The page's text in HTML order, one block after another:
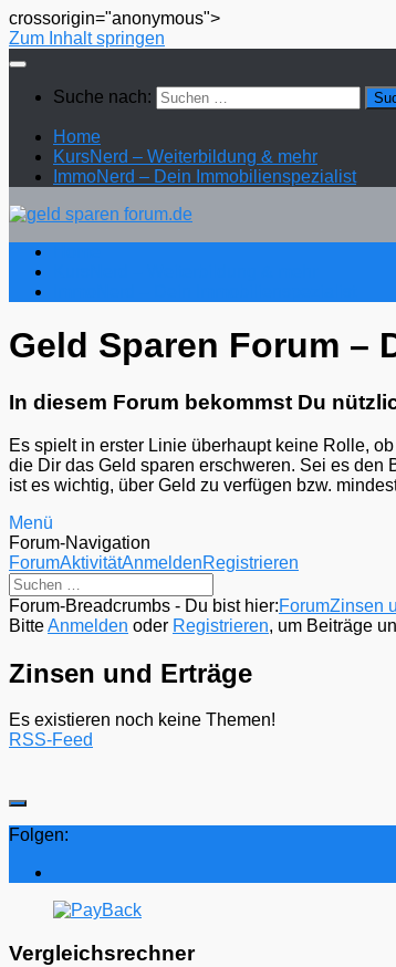
crossorigin="anonymous">
Zum Inhalt springen
Suche nach:
Home
KursNerd – Weiterbildung & mehr
ImmoNerd – Dein Immobilienspezialist
Geld Sparen Forum –
In diesem Forum bekommst Du
Es spielt in erster Linie überhaupt keine Rolle,
die Dir das Geld sparen erschweren. Sei es den
ist es wichtig, über Geld zu verfügen bzw.
Menü
Forum-Navigation
ForumAktivitätAnmeldenRegistrieren
Forum-Breadcrumbs - Du bist hier:ForumZinsen
BitteAnmelden oder Registrieren, um Beiträge
Zinsen und Erträge
Es existieren noch keine Themen!
RSS-Feed
Folgen:
Vergleichsrechner